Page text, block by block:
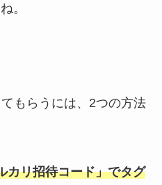
。
もらうには、2つの方法
カリ招待コード」でタグ